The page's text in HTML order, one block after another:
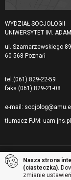
WYDZIAŁ SOCJOLOGII
UNIWERSYTET IM.
ul. Szamarzewskiego
60-568 Poznań
tel. (061) 829-22-59
faks (061) 829-21-08
e-mail:
tłumacz PJM: uam.jns.pl
© 2026 Uniwersytet
zastrzeżone
Nasza strona
(ciasteczka).
zmianie